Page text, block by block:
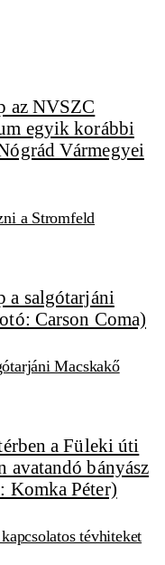
a Stromfeld
Macskakő
tévhiteket